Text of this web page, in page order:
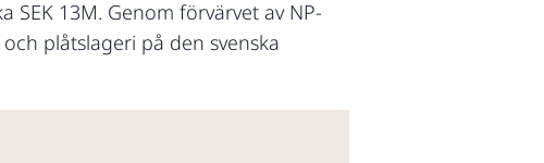
13M. Genom förvärvet av NP-
plåtslageri på den svenska